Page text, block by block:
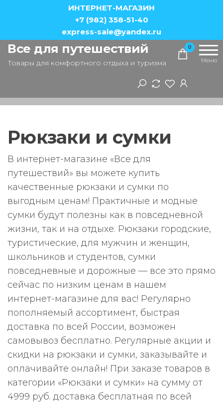
содержимому
ИНТЕРНЕТ-МАГАЗИН
+7 (982) 358-51-40
express-sale@yandex.ru
Все для путешествий
Товары для комфортного отдыха и туризма
0
Меню
Рюкзаки и сумки
В интернет-магазине «Все для
путешествий» вы можете купить
качественные рюкзаки и сумки по
выгодным ценам! Практичные и модные
сумки будут полезны как в повседневной
жизни, так и на отдыхе. Рюкзаки городские,
туристические, для мужчин и женщин,
школьников и студентов, сумки
повседневные и дорожные — все это прямо
сейчас по низким ценам в нашем
интернет-магазине для вас! Регулярно
пополняемый ассортимент, быстрая
доставка по всей России, возможен
самовывоз бесплатно. Регулярные акции и
скидки на рюкзаки и сумки, заказывайте и
оплачивайте онлайн! При заказе товаров в
категории «Рюкзаки и сумки» на сумму от
4999 руб. доставка бесплатная по всей